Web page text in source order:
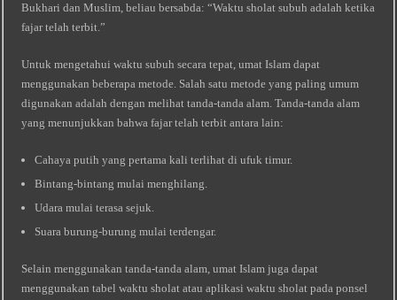
Bukhari dan Muslim, beliau bersabda: “Waktu sholat subuh adalah ketika
fajar telah terbit.”
Untuk mengetahui waktu subuh secara tepat, umat Islam dapat
menggunakan beberapa metode. Salah satu metode yang paling umum
digunakan adalah dengan melihat tanda-tanda alam. Tanda-tanda alam
yang menunjukkan bahwa fajar telah terbit antara lain:
Cahaya putih yang pertama kali terlihat di ufuk timur.
Bintang-bintang mulai menghilang.
Udara mulai terasa sejuk.
Suara burung-burung mulai terdengar.
Selain menggunakan tanda-tanda alam, umat Islam juga dapat
menggunakan tabel waktu sholat atau aplikasi waktu sholat pada ponsel